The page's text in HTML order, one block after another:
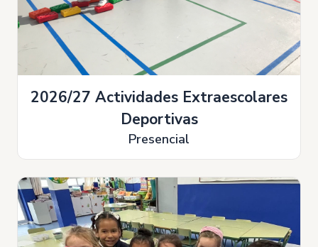
2026/27 Actividades Extraescolares
Deportivas
Presencial